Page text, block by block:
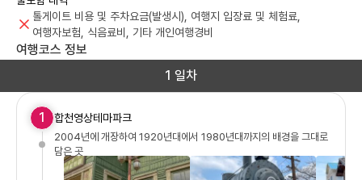
톨게이트 비용 및 주차요금(발생시), 여행지 입장료 및 체험료,
여행자보험, 식음료비, 기타 개인여행경비
여행코스 정보
1 일차
1 합천영상테마파크
2004년에 개장하여 1920년대에서 1980년대까지의 배경을 그대로
담은 곳